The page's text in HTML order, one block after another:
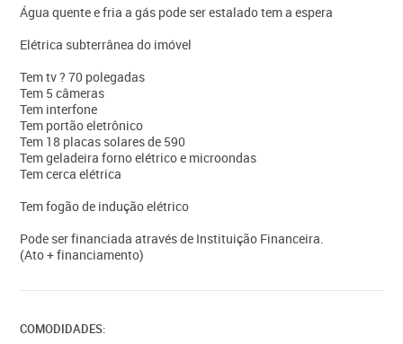
Água quente e fria a gás pode ser estalado tem a espera
Elétrica subterrânea do imóvel
Tem tv ? 70 polegadas
Tem 5 câmeras
Tem interfone
Tem portão eletrônico
Tem 18 placas solares de 590
Tem geladeira forno elétrico e microondas
Tem cerca elétrica
Tem fogão de indução elétrico
Pode ser financiada através de Instituição Financeira.
(Ato + financiamento)
COMODIDADES: